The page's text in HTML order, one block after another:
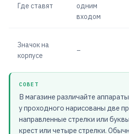
Где ставят
одним
входом
Значок на
корпусе
–
СОВЕТ
В магазине различайте
у проходного нарисованы две
направленные стрелки или
крест или четыре стрелки.